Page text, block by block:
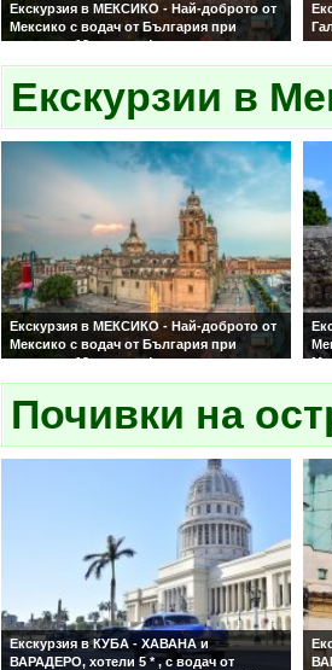
Екскурзия в МЕКСИКО - Най-доброто от
Мексико с водач от България при
минимум 12 туристи !
Със самолет и водач от България
Екскурзии в
Екскурзия в МЕКСИКО - Най-доброто от
Мексико с водач от България при
минимум 12 туристи !
Със самолет и водач от България
Почивки на
Екскурзия в КУБА - ХАВАНА и
ВАРАДЕРО, хотели 5 * , с водач от